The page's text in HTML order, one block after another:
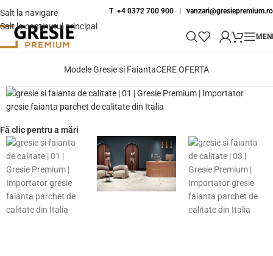
Salt la navigare
Salt la conținutul principal
T +4 0372 700 900 | vanzari@gresiepremium.ro
Modele Gresie si FaiantaCERE OFERTA
Fă clic pentru a mări